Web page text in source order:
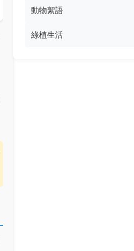
動物絮語
綠植生活